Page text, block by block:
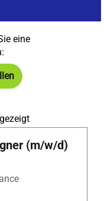
eine
Suchergebnisse
für
"".
(m/w/d)